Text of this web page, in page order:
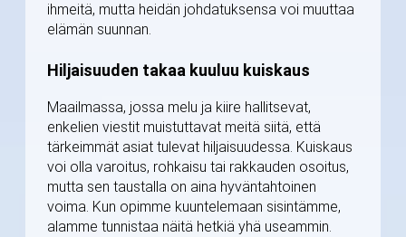
ihmeitä, mutta heidän johdatuksensa voi muuttaa
elämän suunnan.
Hiljaisuuden takaa kuuluu kuiskaus
Maailmassa, jossa melu ja kiire hallitsevat,
enkelien viestit muistuttavat meitä siitä, että
tärkeimmät asiat tulevat hiljaisuudessa. Kuiskaus
voi olla varoitus, rohkaisu tai rakkauden osoitus,
mutta sen taustalla on aina hyväntahtoinen
voima. Kun opimme kuuntelemaan sisintämme,
alamme tunnistaa näitä hetkiä yhä useammin.